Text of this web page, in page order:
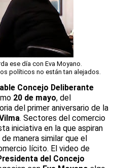
ese día con Eva Moyano.
políticos no están tan alejados.
Concejo Deliberante
20 de mayo, del
del primer aniversario de la
. Sectores del comercio
iniciativa en la que aspiran
manera similar que el
lícito. El video de
del Concejo